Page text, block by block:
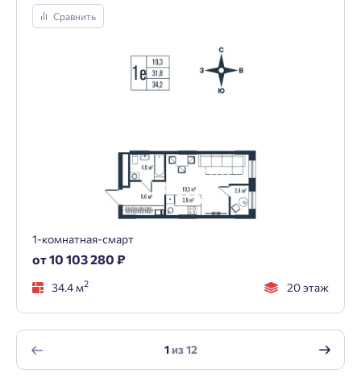
Сравнить
1-комнатная-смарт
от 10 103 280 ₽
34.4 м2 20 этаж
1из12